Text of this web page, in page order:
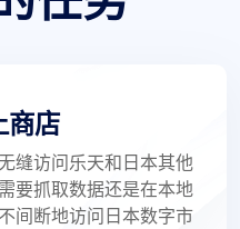
商店
缝访问乐天和日本其他
要抓取数据还是在本地
间断地访问日本数字市